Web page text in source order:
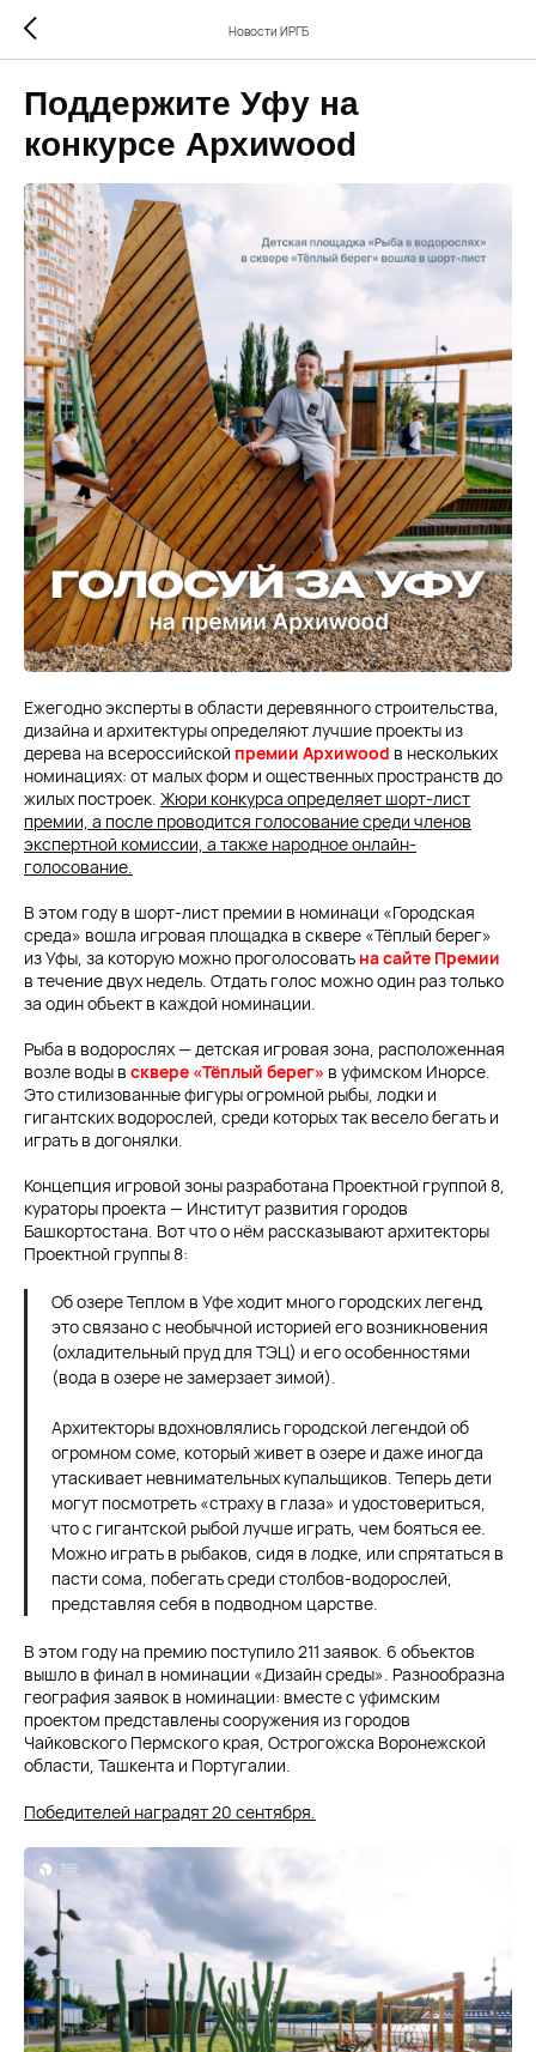
Новости ИРГБ
Поддержите Уфу на
конкурсе Архиwood
Ежегодно эксперты в области деревянного строительства,
дизайна и архитектуры определяют лучшие проекты из
дерева на всероссийской премии Архиwood в нескольких
номинациях: от малых форм и ощественных пространств до
жилых построек. Жюри конкурса определяет шорт-лист
премии, а после проводится голосование среди членов
экспертной комиссии, а также народное онлайн-
голосование.
В этом году в шорт-лист премии в номинаци «Городская
среда» вошла игровая площадка в сквере «Тёплый берег»
из Уфы, за которую можно проголосовать на сайте Премии
в течение двух недель. Отдать голос можно один раз только
за один объект в каждой номинации.
Рыба в водорослях — детская игровая зона, расположенная
возле воды в сквере «Тёплый берег» в уфимском Инорсе.
Это стилизованные фигуры огромной рыбы, лодки и
гигантских водорослей, среди которых так весело бегать и
играть в догонялки.
Концепция игровой зоны разработана Проектной группой 8,
кураторы проекта — Институт развития городов
Башкортостана. Вот что о нём рассказывают архитекторы
Проектной группы 8:
Об озере Теплом в Уфе ходит много городских легенд,
это связано с необычной историей его возникновения
(охладительный пруд для ТЭЦ) и его особенностями
(вода в озере не замерзает зимой).
Архитекторы вдохновлялись городской легендой об
огромном соме, который живет в озере и даже иногда
утаскивает невнимательных купальщиков. Теперь дети
могут посмотреть «страху в глаза» и удостовериться,
что с гигантской рыбой лучше играть, чем бояться ее.
Можно играть в рыбаков, сидя в лодке, или спрятаться в
пасти сома, побегать среди столбов-водорослей,
представляя себя в подводном царстве.
В этом году на премию поступило 211 заявок. 6 объектов
вышло в финал в номинации «Дизайн среды». Разнообразна
география заявок в номинации: вместе с уфимским
проектом представлены сооружения из городов
Чайковского Пермского края, Острогожска Воронежской
области, Ташкента и Португалии.
Победителей наградят 20 сентября.